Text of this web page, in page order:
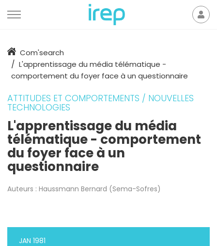
AccueilCom'search
L'apprentissage du média télématique -
comportement du foyer face à un questionnaire
ATTITUDES ET COMPORTEMENTS / NOUVELLES
TECHNOLOGIES
L'apprentissage du média
télématique - comportement
du foyer face à un
questionnaire
Auteurs : Haussmann Bernard (Sema-Sofres)
JAN 1981